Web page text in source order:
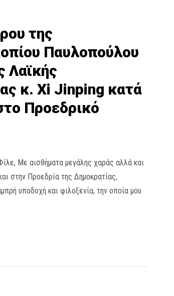
της
Παυλοπούλου
Λαϊκής
κ. Xi Jinping κατά
Προεδρικό
Με αισθήματα μεγάλης χαράς αλλά και
στην Προεδρία της Δημοκρατίας,
υποδοχή και φιλοξενία, την οποία μου